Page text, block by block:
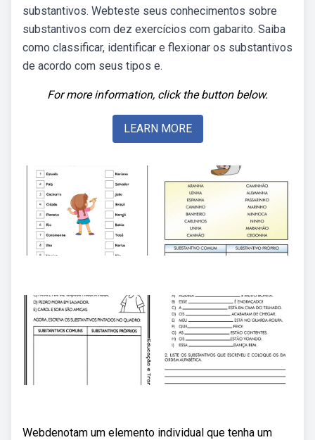
substantivos. Webteste seus conhecimentos sobre
substantivos com dez exercícios com gabarito. Saiba
como classificar, identificar e flexionar os substantivos
de acordo com seus tipos e.
For more information, click the button below.
LEARN MORE
Webdenotam um elemento individual que tenha um